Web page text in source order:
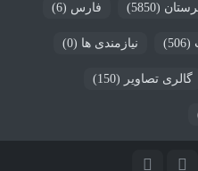
(5850) فارس (6)
(506) نیازمندی ها (0)
گالری تصاویر (150)